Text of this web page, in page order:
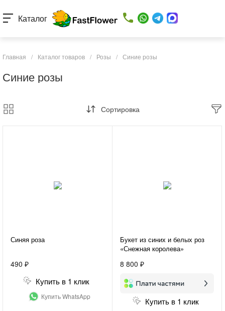
Каталог
Главная / Каталог товаров / Розы / Синие розы
Синие розы
Сортировка
Синяя роза
490 ₽
Купить в 1 клик
Купить WhatsApp
Букет из синих и белых роз
«Снежная королева»
8 800 ₽
Купить в 1 клик